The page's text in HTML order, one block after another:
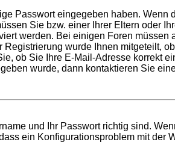
Passwort eingegeben haben.
Sie bzw. einer Ihrer Eltern oder
werden. Bei einigen Foren
wurde Ihnen mitgeteilt,
ob Sie Ihre E-Mail-Adresse korrekt
wurde, dann kontaktieren Sie
und Ihr Passwort richtig sind.
ein Konfigurationsproblem mit der